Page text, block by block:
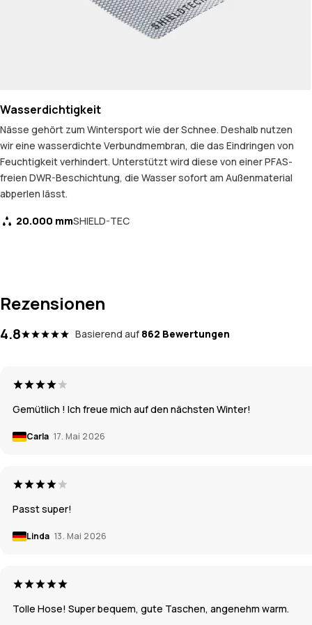
Wasserdichtigkeit
Nässe gehört zum Wintersport wie der Schnee. Deshalb nutzen
wir eine wasserdichte Verbundmembran, die das Eindringen von
Feuchtigkeit verhindert. Unterstützt wird diese von einer PFAS-
freien DWR-Beschichtung, die Wasser sofort am Außenmaterial
abperlen lässt.
20.000 mmSHIELD-TEC
Rezensionen
4.8 Basierend auf 862 Bewertungen
Gemütlich ! Ich freue mich auf den nächsten Winter!
Carla 17. Mai 2026
Passt super!
Linda 13. Mai 2026
Tolle Hose! Super bequem, gute Taschen, angenehm warm.